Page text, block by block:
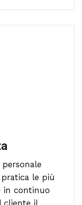
le più
in continuo
cliente il